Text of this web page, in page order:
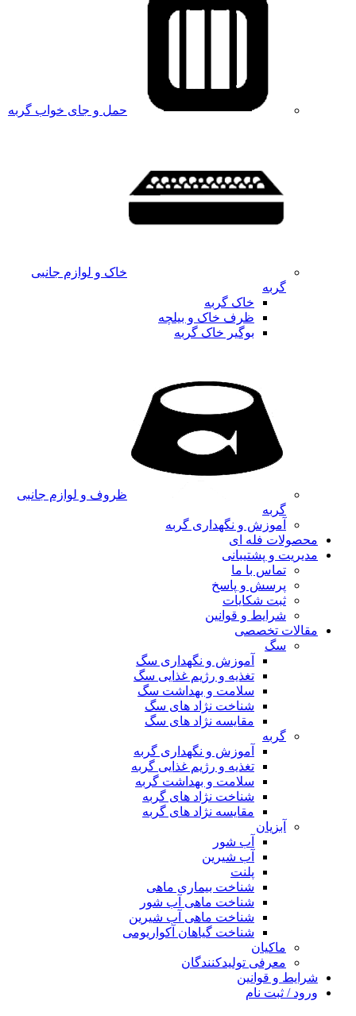
حمل و جای خواب گربه
خاک و لوازم جانبی
گربه
خاک گربه
ظرف خاک و بیلچه
بوگیر خاک گربه
ظروف و لوازم جانبی
گربه
آموزش و نگهداری گربه
محصولات فله ای
مدیریت و پشتیبانی
تماس با ما
پرسش و پاسخ
ثبت شکایات
شرایط و قوانین
مقالات تخصصی
سگ
آموزش و نگهداری سگ
تغذیه و رژیم غذایی سگ
سلامت و بهداشت سگ
شناخت نژاد های سگ
مقایسه نژاد های سگ
گربه
آموزش و نگهداری گربه
تغذیه و رژیم غذایی گربه
سلامت و بهداشت گربه
شناخت نژاد های گربه
مقایسه نژاد های گربه
آبزیان
آب شور
آب شیرین
پلنت
شناخت بیماری ماهی
شناخت ماهی آب شور
شناخت ماهی آب شیرین
شناخت گیاهان آکواریومی
ماکیان
معرفی تولیدکنندگان
شرایط و قوانین
ورود / ثبت نام